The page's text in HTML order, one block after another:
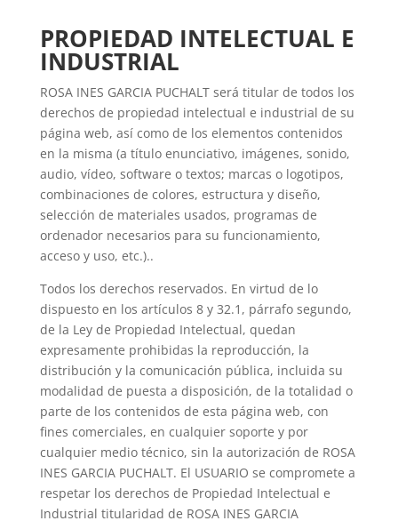
PROPIEDAD INTELECTUAL E
INDUSTRIAL
ROSA INES GARCIA PUCHALT será titular de todos los
derechos de propiedad intelectual e industrial de su
página web, así como de los elementos contenidos
en la misma (a título enunciativo, imágenes, sonido,
audio, vídeo, software o textos; marcas o logotipos,
combinaciones de colores, estructura y diseño,
selección de materiales usados, programas de
ordenador necesarios para su funcionamiento,
acceso y uso, etc.)..
Todos los derechos reservados. En virtud de lo
dispuesto en los artículos 8 y 32.1, párrafo segundo,
de la Ley de Propiedad Intelectual, quedan
expresamente prohibidas la reproducción, la
distribución y la comunicación pública, incluida su
modalidad de puesta a disposición, de la totalidad o
parte de los contenidos de esta página web, con
fines comerciales, en cualquier soporte y por
cualquier medio técnico, sin la autorización de ROSA
INES GARCIA PUCHALT. El USUARIO se compromete a
respetar los derechos de Propiedad Intelectual e
Industrial titularidad de ROSA INES GARCIA